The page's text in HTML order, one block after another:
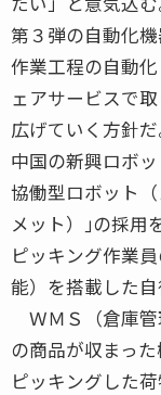
第３弾の自動化
作業工程の自動
ェアサービスで
広げていく方針だ
中国の新興ロボ
協働型ロボット
メット）｣の採用
ピッキング作業
能）を搭載した自
ＷＭＳ（倉庫管
の商品が収まっ
ピッキングした